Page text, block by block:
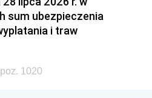
sum ubezpieczenia
i traw
1020